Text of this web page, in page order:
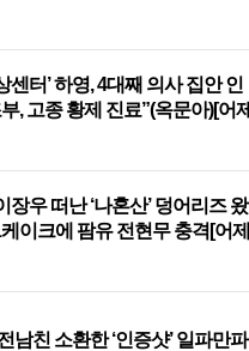
센터’ 하영, 4대째 의사 집안 인
, 고종 황제 진료”(옥문아)[어제
장우 떠난 ‘나혼산’ 덩어리즈 왔
이크에 팜유 전현무 충격[어제
남친 소환한 ‘인증샷’ 일파만파